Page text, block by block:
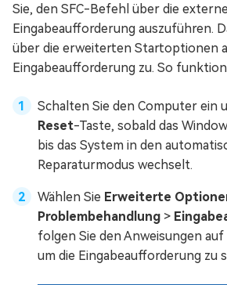
Sie, den SFC-Befehl über die externe
Eingabeaufforderung auszuführen.
über die erweiterten Startoptionen
Eingabeaufforderung zu. So
Schalten Sie den Computer ein
Reset-Taste, sobald das
bis das System in den
Reparaturmodus wechselt.
Wählen Sie Erweiterte
Problembehandlung >
folgen Sie den Anweisungen
um die Eingabeaufforderung zu